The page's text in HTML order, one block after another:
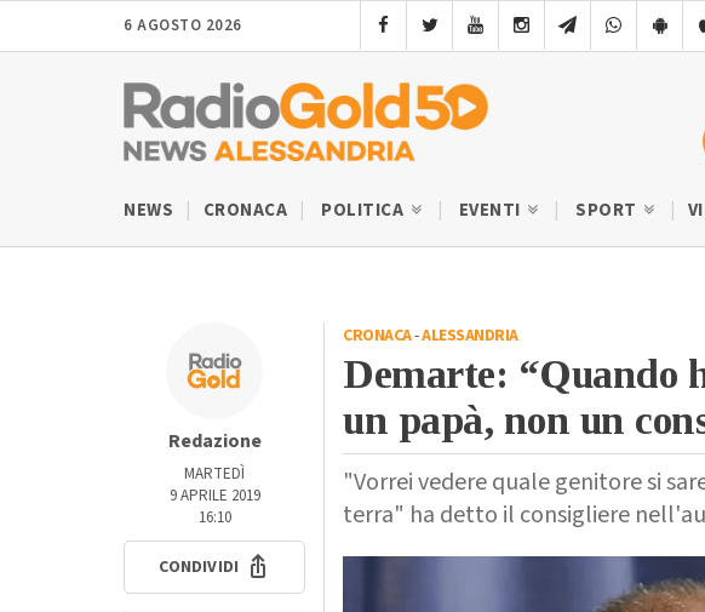
6 AGOSTO 2026
NEWS CRONACA POLITICA EVENTI SPORT
Redazione
MARTEDÌ
9 APRILE 2019
16:10
CONDIVIDI
CRONACA-ALESSANDRIA
Demarte: “Quando
un papà, non un
"Vorrei vedere quale genitore si
terra" ha detto il consigliere